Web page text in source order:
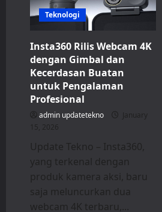
Teknologi
Insta360 Rilis Webcam 4K
dengan Gimbal dan
Kecerdasan Buatan
untuk Pengalaman
Profesional
admin updatetekno
January
15, 2026
Update Tekno – Insta360,
yang terkenal dengan
produk kamera aksi, baru
saja meluncurkan dua
webcam 4K terbaru,...